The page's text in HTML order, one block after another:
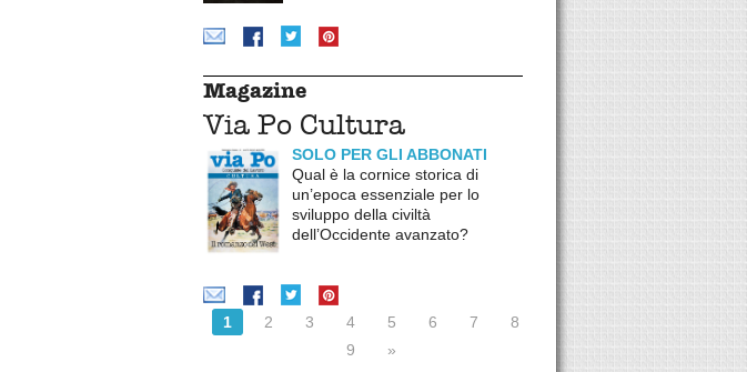
Magazine
Via Po Cultura
SOLO PER GLI ABBONATI
Qual è la cornice storica di
un’epoca essenziale per lo
sviluppo della civiltà
dell’Occidente avanzato?
1 2 3 4 5 6 7
8
9
»